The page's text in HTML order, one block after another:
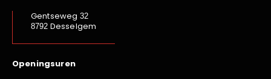
Gentseweg 32
8792 Desselgem
Openingsuren